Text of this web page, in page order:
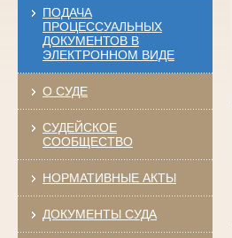
ПОДАЧА
ПРОЦЕССУАЛЬНЫХ
ДОКУМЕНТОВ В
ЭЛЕКТРОННОМ ВИДЕ
О СУДЕ
СУДЕЙСКОЕ
СООБЩЕСТВО
НОРМАТИВНЫЕ АКТЫ
ДОКУМЕНТЫ СУДА